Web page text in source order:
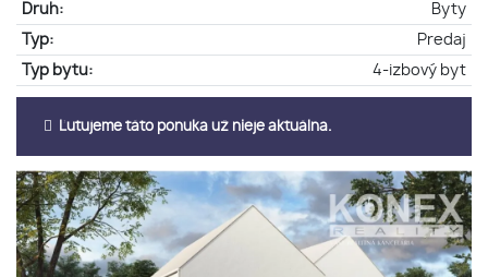
Druh:
Byty
Typ:
Predaj
Typ bytu:
4-izbový byt
Ľutujeme táto ponuka už nieje aktuálna.